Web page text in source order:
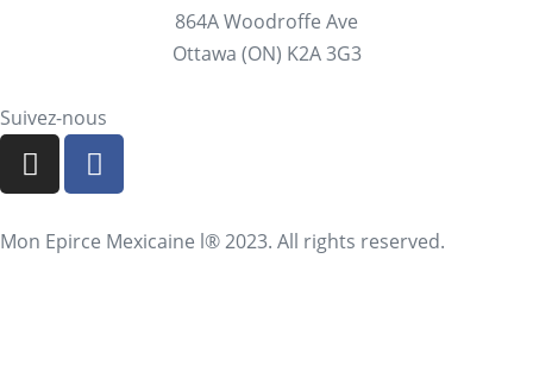
864A Woodroffe Ave
Ottawa (ON) K2A 3G3
Suivez-nous
Mon Epirce Mexicaine l® 2023. All rights reserved.